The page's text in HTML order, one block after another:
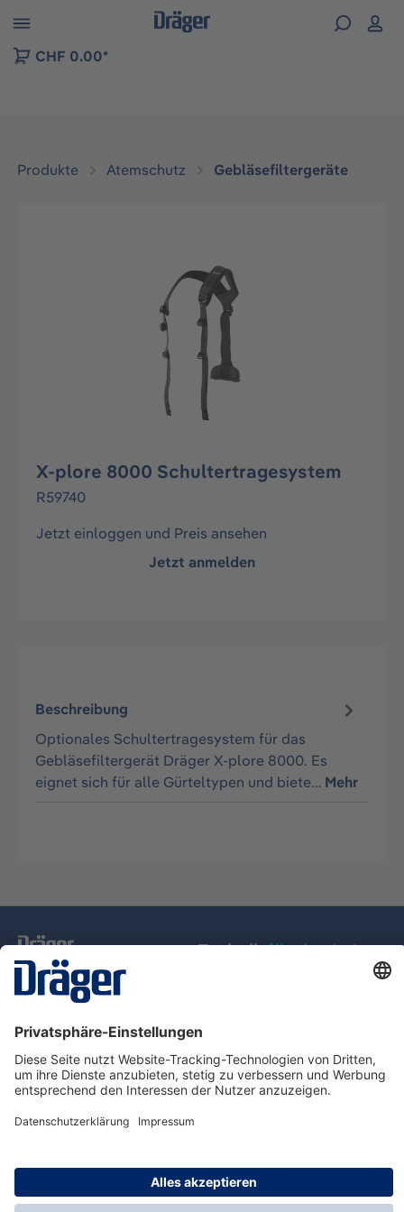
der B2B-Plattform springen
CHF 0.00*
Produkte Atemschutz Gebläsefiltergeräte
X-plore 8000 Schultertragesystem
R59740
Jetzt einloggen und Preis ansehen
Jetzt anmelden
Beschreibung
Optionales Schultertragesystem für das
Gebläsefiltergerät Dräger X-plore 8000. Es
eignet sich für alle Gürteltypen und biete… Mehr
Technikfür das Leben
Service-Hotline
Über Dräger
Informationen
© Dräger Schweiz AG, 2025